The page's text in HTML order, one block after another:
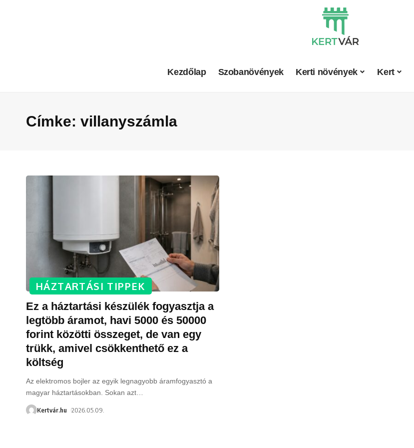
Kezdőlap Szobanövények Kerti növények Kert
Címke: villanyszámla
HÁZTARTÁSI TIPPEK
Ez a háztartási készülék fogyasztja a
legtöbb áramot, havi 5000 és 50000
forint közötti összeget, de van egy
trükk, amivel csökkenthető ez a
költség
Az elektromos bojler az egyik legnagyobb áramfogyasztó a
magyar háztartásokban. Sokan azt
Kertvár.hu 2026.05.09.